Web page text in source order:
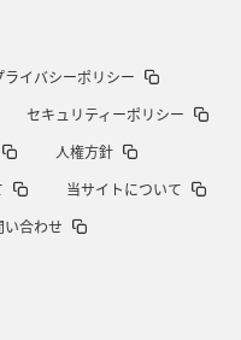
ライバシーポリシー
セキュリティーポリシー
人権方針
当サイトについて
い合わせ